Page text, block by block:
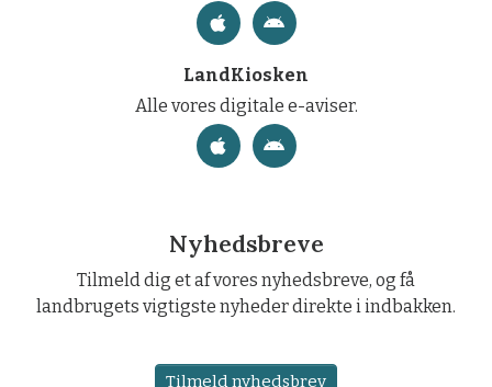
LandKiosken
Alle vores digitale e-aviser.
Nyhedsbreve
Tilmeld dig et af vores nyhedsbreve, og få
landbrugets vigtigste nyheder direkte i indbakken.
Tilmeld nyhedsbrev